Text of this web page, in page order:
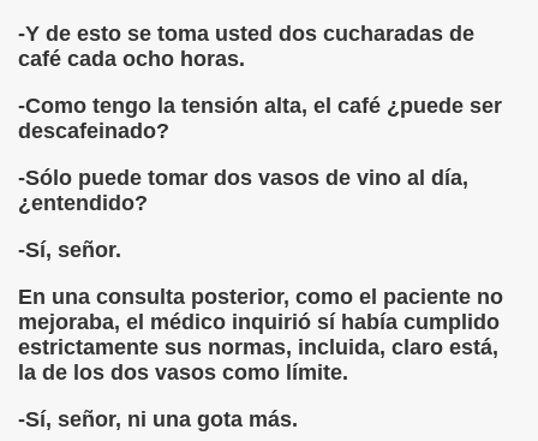
-Y de esto se toma usted dos cucharadas de
café cada ocho horas.
-Como tengo la tensión alta, el café ¿puede ser
descafeinado?
-Sólo puede tomar dos vasos de vino al día,
¿entendido?
-Sí, señor.
En una consulta posterior, como el paciente no
mejoraba, el médico inquirió sí había cumplido
estrictamente sus normas, incluida, claro está,
la de los dos vasos como límite.
-Sí, señor, ni una gota más.